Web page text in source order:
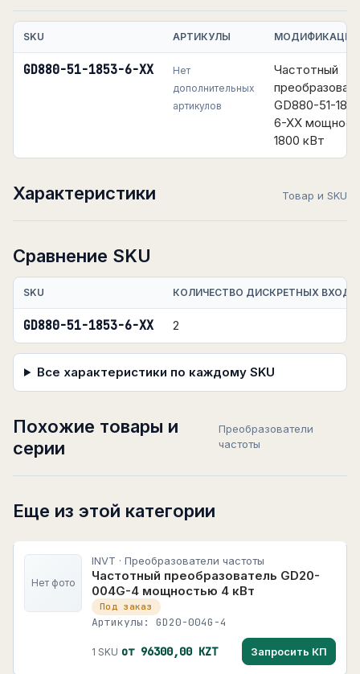
SKU АРТИКУЛЫ МОДИФИКАЦИЯ
GD880-51-1853-6-XX
Нет
дополнительных
артикулов
Частотный
GD880-51-
6-XX
1800 кВт
Характеристики Товар и SKU
Сравнение SKU
SKU КОЛИЧЕСТВО ДИСКРЕТНЫХ
GD880-51-1853-6-XX 2
Все характеристики по каждому SKU
Похожие товары и
серии
Преобразователи
частоты
Еще из этой категории
Нет фото
INVT · Преобразователи частоты
Частотный преобразователь GD20-
004G-4 мощностью 4 кВт
Под заказ
Артикулы: GD20-004G-4
1 SKU от 96300,00 KZT Запросить КП